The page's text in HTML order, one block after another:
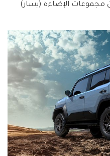
مجموعات الإضاءة (يسار)